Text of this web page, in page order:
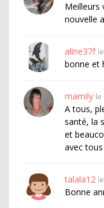
nouvelle
aline37f
bonne et
mamily le
A tous,
santé, la
et
avec
talala12
Bonne